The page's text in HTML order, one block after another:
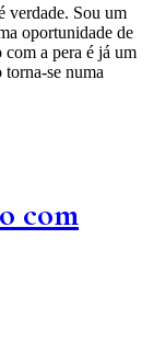
verdade. Sou um
oportunidade de
a pera é já um
se numa
com